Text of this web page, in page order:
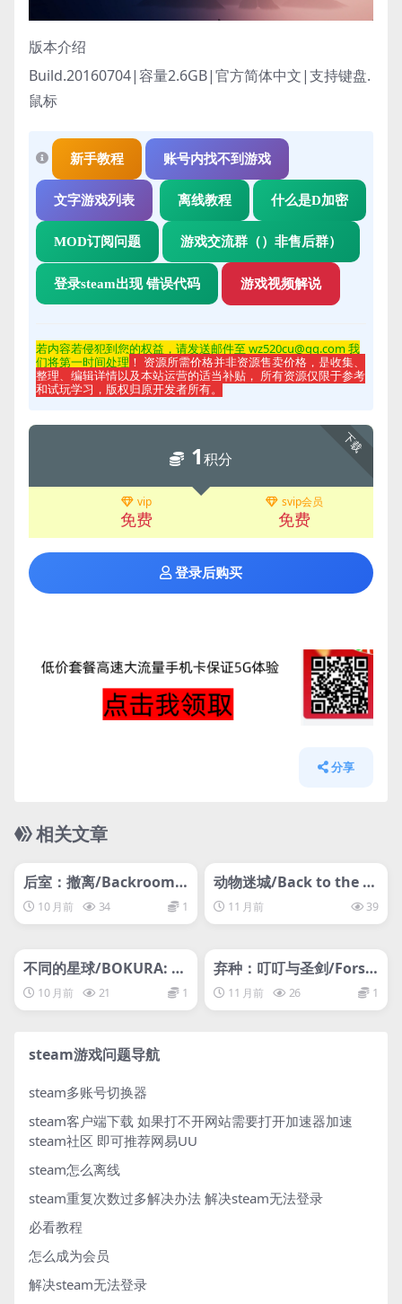
版本介绍
Build.20160704|容量2.6GB|官方简体中文|支持键盘.
鼠标
新手教程 账号内找不到游戏
文字游戏列表 离线教程 什么是D加密
MOD订阅问题 游戏交流群（）非售后群）
登录steam出现 错误代码 游戏视频解说
若内容若侵犯到您的权益，请发送邮件至 wz520cu@qq.com 我
们将第一时间处理 ！ 资源所需价格并非资源售卖价格，是收集、
整理、编辑详情以及本站运营的适当补贴， 所有资源仅限于参考
和试玩学习，版权归原开发者所有。
下载
1积分
vip
免费
svip会员
免费
登录后购买
分享
相关文章
后室：撤离/Backrooms:
Extractions
10 月前 34 1
动物迷城/Back to the D
awn11 月前 39
不同的星球/BOKURA: pl
anet/支持网络联机
10 月前 21 1
弃种：叮叮与圣剑/Forsa
ker:DingDing&Blade
11 月前 26 1
steam游戏问题导航
steam多账号切换器
steam客户端下载 如果打不开网站需要打开加速器加速
steam社区 即可推荐网易UU
steam怎么离线
steam重复次数过多解决办法 解决steam无法登录
必看教程
怎么成为会员
解决steam无法登录